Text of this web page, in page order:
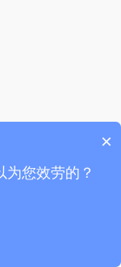
×
您效劳的？